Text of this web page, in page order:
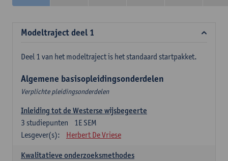
Modeltraject deel 1
Deel 1 van het modeltraject is het standaard startpakket.
Algemene basisopleidingsonderdelen
Verplichte pleidingsonderdelen
Inleiding tot de Westerse wijsbegeerte
1E SEM
3 studiepunten
Lesgever(s):
Herbert De Vriese
Kwalitatieve onderzoeksmethodes